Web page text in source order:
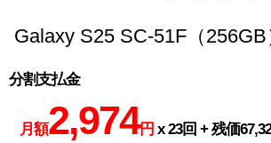
Galaxy S25 SC-51F（
分割支払金
月額2,974円 x 23回 + 残価